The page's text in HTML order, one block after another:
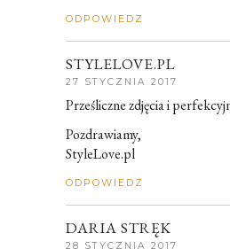
ODPOWIEDZ
STYLELOVE.PL
27 STYCZNIA 2017
Prześliczne zdjęcia i
Pozdrawiamy,
StyleLove.pl
ODPOWIEDZ
DARIA STRĘK
28 STYCZNIA 2017